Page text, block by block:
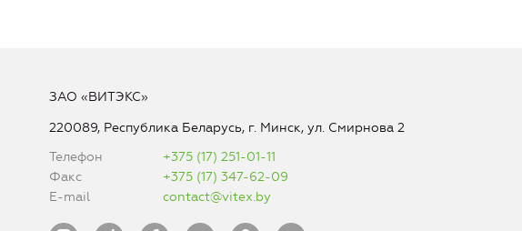
ЗАО «ВИТЭКС»
220089, Республика Беларусь, г. Минск, ул. Смирнова 2
Телефон
+375 (17) 251-01-11
Факс
+375 (17) 347-62-09
E-mail
contact@vitex.by